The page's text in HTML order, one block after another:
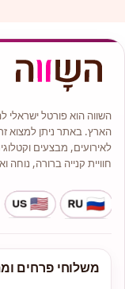
השווה הוא פורטל ישראלי
הארץ. באתר ניתן למצוא
לאירועים, מבצעים
חוויית קנייה ברורה,
משלוחי פרחים